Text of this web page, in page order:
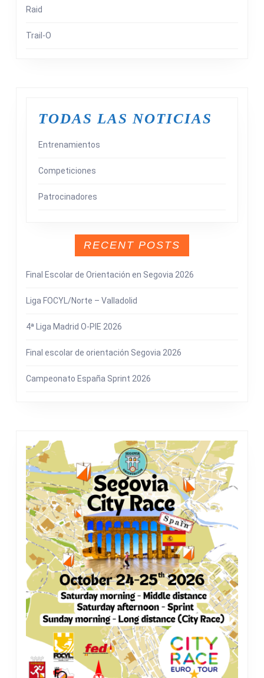
Raid
Trail-O
TODAS LAS NOTICIAS
Entrenamientos
Competiciones
Patrocinadores
RECENT POSTS
Final Escolar de Orientación en Segovia 2026
Liga FOCYL/Norte – Valladolid
4ª Liga Madrid O-PIE 2026
Final escolar de orientación Segovia 2026
Campeonato España Sprint 2026